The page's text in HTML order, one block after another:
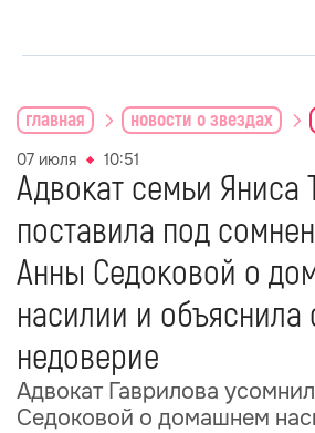
главная новости о звездах
07 июля 10:51
Адвокат семьи Яниса
поставила под
Анны Седоковой о
насилии и объяснила
недоверие
Адвокат Гаврилова
Седоковой о домашнем